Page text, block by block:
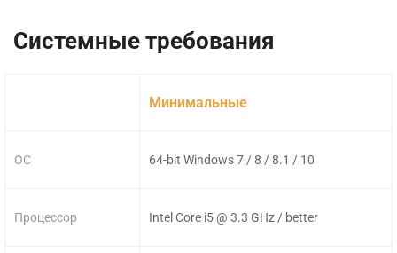
Системные требования
ОС
Процессор
Минимальные
64-bit Windows 7 / 8 / 8.1 / 10
Intel Core i5 @ 3.3 GHz / better